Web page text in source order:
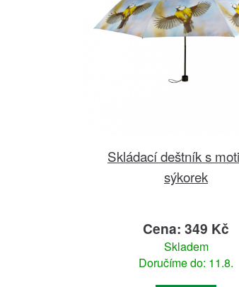
Skládací deštník s
sýkorek
Cena: 349 Kč
Skladem
Doručíme do: 11.8.